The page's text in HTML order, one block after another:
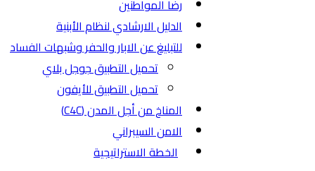
رضا المواطنين
الدليل الارشادي لنظام الأبنية
للتبليغ عن الابار والحفر وشبهات الفساد
تحميل التطبيق جوجل بلاي
تحميل التطبيق للأيفون
المناخ من أجل المدن (C4C)
الامن السيبراني
الخطة الاستراتيجية